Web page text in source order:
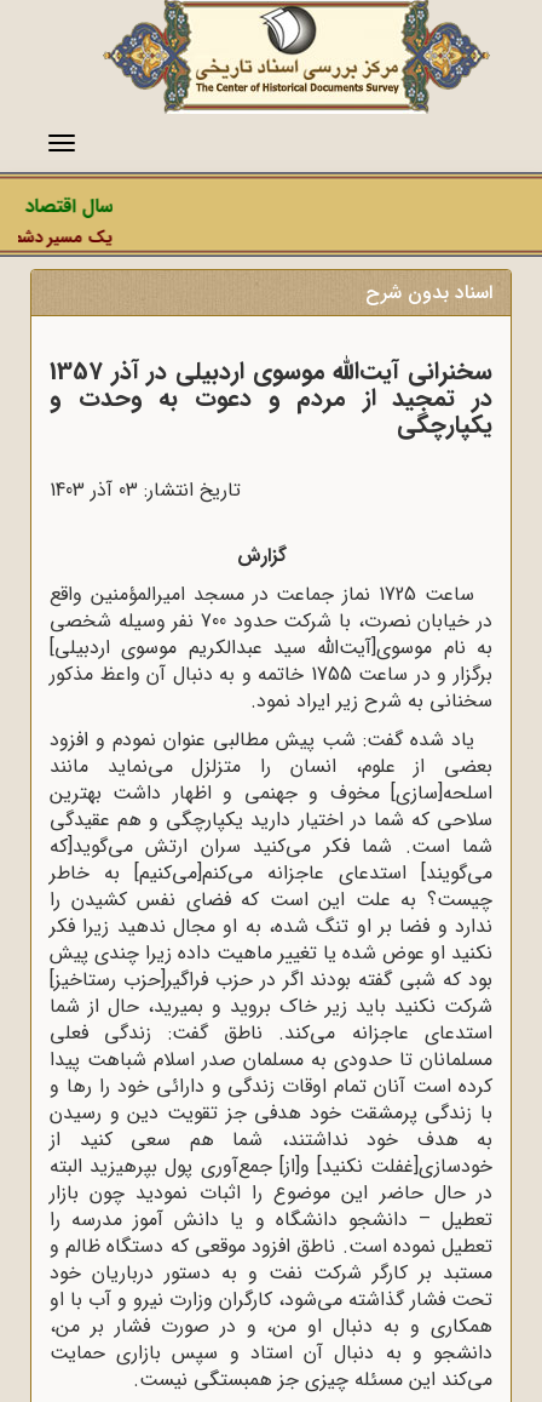
منو
سال اقتصاد
یک مسیر دشمن،
اسناد بدون شرح
سخنرانی آیت‌الله موسوی اردبیلی در آذر 1357
در تمجید از مردم و دعوت به وحدت و
یکپارچگی
تاریخ انتشار: 03 آذر 1403
گزارش
ساعت 1725 نماز جماعت در مسجد امیرالمؤمنین واقع
در خیابان نصرت، با شرکت حدود 700 نفر وسیله شخصی
به نام موسوی[آیت‌الله سید عبدالکریم موسوی اردبیلی]
برگزار و در ساعت 1755 خاتمه و به دنبال آن واعظ مذکور
سخنانی به شرح زیر ایراد نمود.
یاد شده گفت: شب پیش مطالبی عنوان نمودم و افزود
بعضی از علوم، انسان را متزلزل می‌نماید مانند
اسلحه[سازی] مخوف و جهنمی و اظهار داشت بهترین
سلاحی که شما در اختیار دارید یکپارچگی و هم عقیدگی
شما است. شما فکر می‌کنید سران ارتش می‌گوید[که
می‌گویند] استدعای عاجزانه می‌کنم[می‌کنیم] به خاطر
چیست؟ به علت این است که فضای نفس کشیدن را
ندارد و فضا بر او تنگ شده، به او مجال ندهید زیرا فکر
نکنید او عوض شده یا تغییر ماهیت داده زیرا چندی پیش
بود که شبی گفته بودند اگر در حزب فراگیر[حزب رستاخیز]
شرکت نکنید باید زیر خاک بروید و بمیرید، حال از شما
استدعای عاجزانه می‌کند. ناطق گفت: زندگی فعلی
مسلمانان تا حدودی به مسلمان صدر اسلام شباهت پیدا
کرده است آنان تمام اوقات زندگی و دارائی خود را رها و
با زندگی پرمشقت خود هدفی جز تقویت دین و رسیدن
به هدف خود نداشتند، شما هم سعی کنید از
خودسازی[غفلت نکنید] و[از] جمع‌آوری پول بپرهیزید البته
در حال حاضر این موضوع را اثبات نمودید چون بازار
تعطیل – دانشجو دانشگاه و یا دانش آموز مدرسه را
تعطیل نموده است. ناطق افزود موقعی که دستگاه ظالم و
مستبد بر کارگر شرکت نفت و به دستور درباریان خود
تحت فشار گذاشته می‌شود، کارگران وزارت نیرو و آب با او
همکاری و به دنبال او من، و در صورت فشار بر من،
دانشجو و به دنبال آن استاد و سپس بازاری حمایت
می‌کند این مسئله چیزی جز همبستگی نیست.